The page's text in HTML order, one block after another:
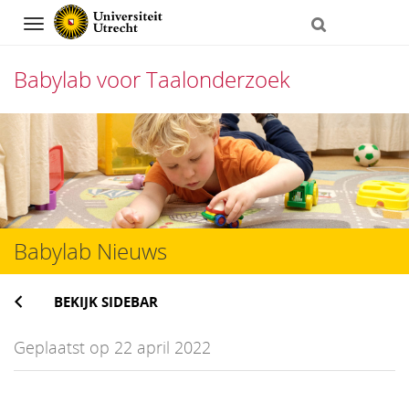
Navigation
Babylab voor Taalonderzoek
Direct
naar
het
inhoud
Babylab Nieuws
BEKIJK SIDEBAR
Geplaatst op 22 april 2022